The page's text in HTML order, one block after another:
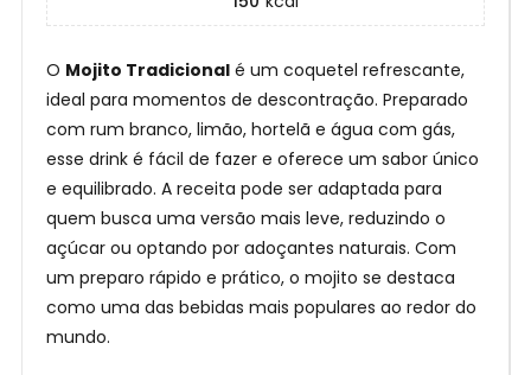
O Mojito Tradicional é um coquetel refrescante,
ideal para momentos de descontração. Preparado
com rum branco, limão, hortelã e água com gás,
esse drink é fácil de fazer e oferece um sabor único
e equilibrado. A receita pode ser adaptada para
quem busca uma versão mais leve, reduzindo o
açúcar ou optando por adoçantes naturais. Com
um preparo rápido e prático, o mojito se destaca
como uma das bebidas mais populares ao redor do
mundo.